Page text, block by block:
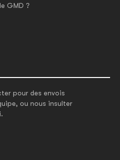
GMD ?
pour des envois
ou nous insulter